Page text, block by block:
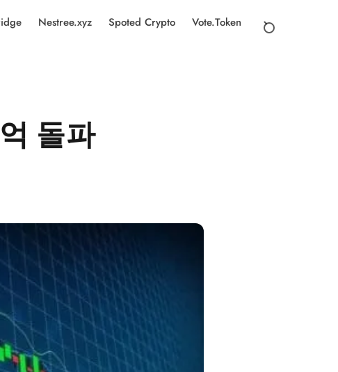
Nestree.xyz Spoted Crypto Vote.Token
돌파